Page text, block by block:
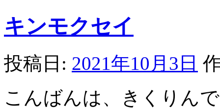
キンモクセイ
投稿日: 2021年10月3日
こんばんは、きくりん